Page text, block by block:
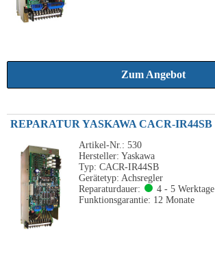
Zum Angebot
Artikel-Nr.: 530
Hersteller: Yaskawa
Typ: CACR-IR44SB
Gerätetyp: Achsregler
Reparaturdauer:
4 - 5 Werktage
Funktionsgarantie: 12 Monate